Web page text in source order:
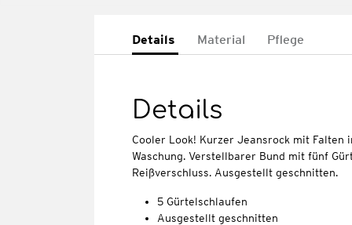
Details Material Pflege
Details
Cooler Look! Kurzer Jeansrock mit Falten
Waschung. Verstellbarer Bund mit fünf
Reißverschluss. Ausgestellt geschnitten.
5 Gürtelschlaufen
Ausgestellt geschnitten